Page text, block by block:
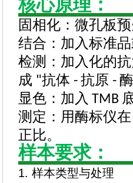
核心原理：
固相化：微孔板
结合：加入标准
检测：加入化的
成 "抗体 - 抗原 -
显色：加入 TMB
测定：用酶标仪在
正比。
样本要求：
1. 样本类型与处理